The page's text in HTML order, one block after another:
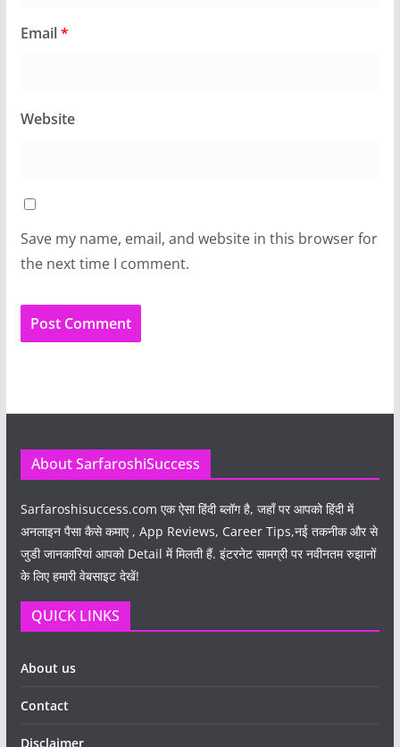
Email*
Website
Save my name, email, and website in this browser for
the next time I comment.
About SarfaroshiSuccess
Sarfaroshisuccess.com एक ऐसा हिंदी ब्लॉग है, जहाँ पर आपको हिंदी में
अनलाइन पैसा कैसे कमाए , App Reviews, Career Tips,नई तकनीक और से
जुडी जानकारियां आपको Detail में मिलती हैं. इंटरनेट सामग्री पर नवीनतम रुझानों
के लिए हमारी वेबसाइट देखें!
QUICK LINKS
About us
Contact
Disclaimer